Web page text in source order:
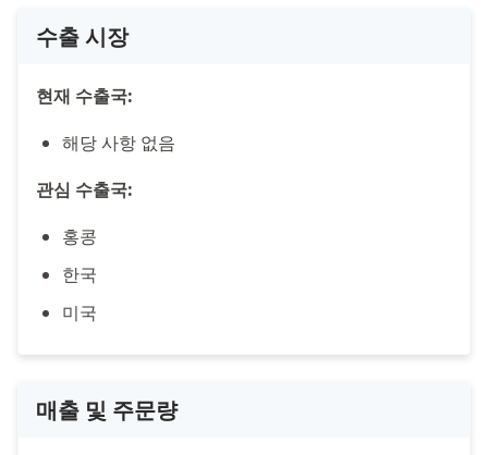
수출 시장
현재 수출국:
해당 사항 없음
관심 수출국:
홍콩
한국
미국
매출 및 주문량